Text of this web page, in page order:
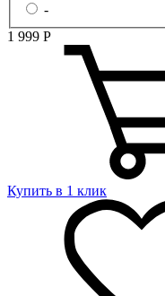
-
1 999 Р
Купить в 1 клик